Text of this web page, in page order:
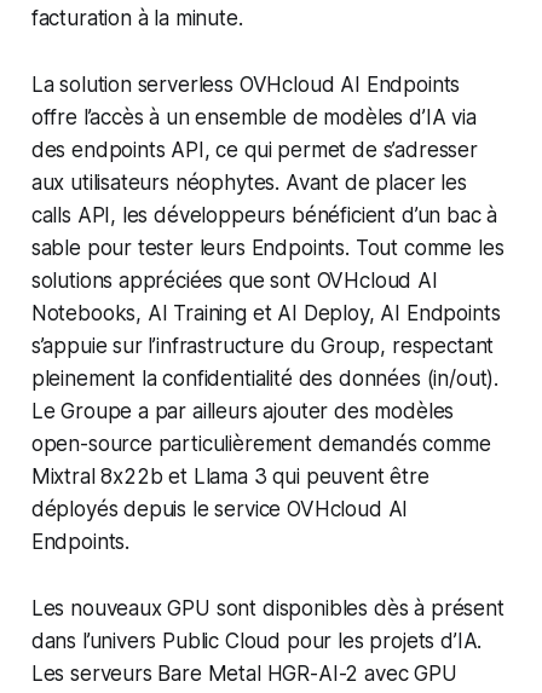
facturation à la minute.
La solution serverless OVHcloud AI Endpoints
offre l’accès à un ensemble de modèles d’IA via
des endpoints API, ce qui permet de s’adresser
aux utilisateurs néophytes. Avant de placer les
calls API, les développeurs bénéficient d’un bac à
sable pour tester leurs Endpoints. Tout comme les
solutions appréciées que sont OVHcloud AI
Notebooks, AI Training et AI Deploy, AI Endpoints
s’appuie sur l’infrastructure du Group, respectant
pleinement la confidentialité des données (in/out).
Le Groupe a par ailleurs ajouter des modèles
open-source particulièrement demandés comme
Mixtral 8x22b et Llama 3 qui peuvent être
déployés depuis le service OVHcloud AI
Endpoints.
Les nouveaux GPU sont disponibles dès à présent
dans l’univers Public Cloud pour les projets d’IA.
Les serveurs Bare Metal HGR-AI-2 avec GPU